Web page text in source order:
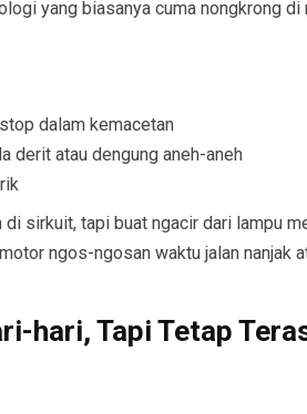
yang biasanya cuma nongkrong di
dalam kemacetan
derit atau dengung aneh-aneh
sirkuit, tapi buat ngacir dari lampu
ngos-ngosan waktu jalan nanjak
hari, Tapi Tetap